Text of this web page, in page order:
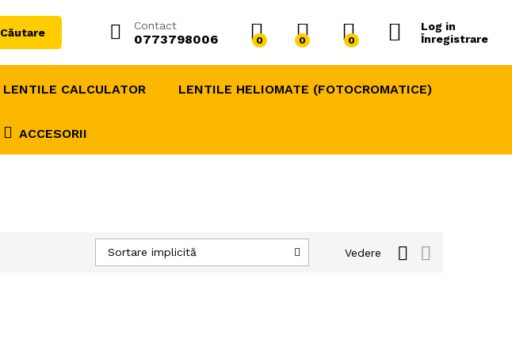
Căutare
Contact
0773798006 0 0 0
Log in
Înregistrare
LENTILE CALCULATOR LENTILE HELIOMATE (FOTOCROMATICE)
ACCESORII
Vedere
Sortare implicită